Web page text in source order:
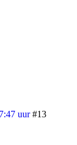
uur #13